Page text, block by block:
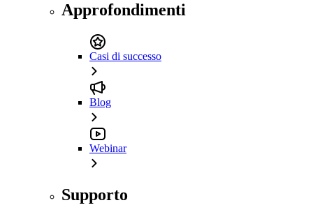
Approfondimenti
Casi di successo
Blog
Webinar
Supporto